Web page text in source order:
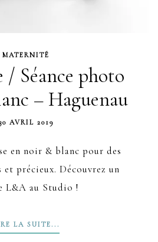
MATERNITÉ
/ Séance photo
– Haguenau
AVRIL 2019
en noir & blanc pour des
précieux. Découvrez un
L&A au Studio !
LA SUITE...